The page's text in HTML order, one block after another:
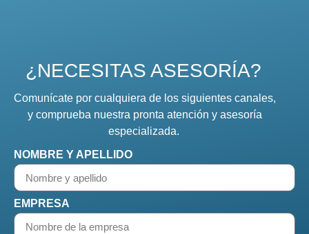
¿NECESITAS ASESORÍA?
Comunícate por cualquiera de los siguientes canales,
y comprueba nuestra pronta atención y asesoría
especializada.
NOMBRE Y APELLIDO
EMPRESA